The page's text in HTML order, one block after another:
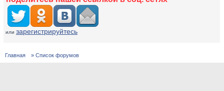
или зарегистрируйтесь
Главная » Список форумов